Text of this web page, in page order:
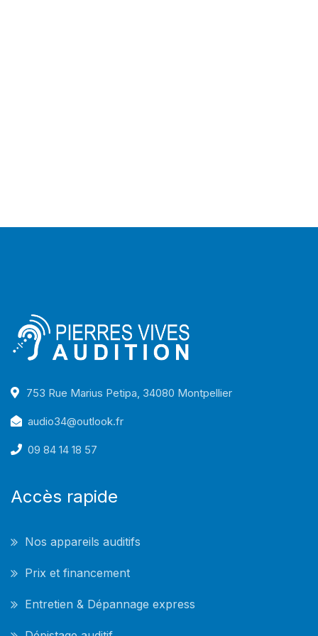
753 Rue Marius Petipa, 34080 Montpellier
audio34@outlook.fr
09 84 14 18 57
Accès rapide
Nos appareils auditifs
Prix et financement
Entretien & Dépannage express